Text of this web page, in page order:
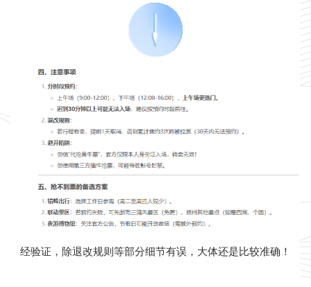
经验证，除退改规则等部分细节有误，大体还是比较准确！